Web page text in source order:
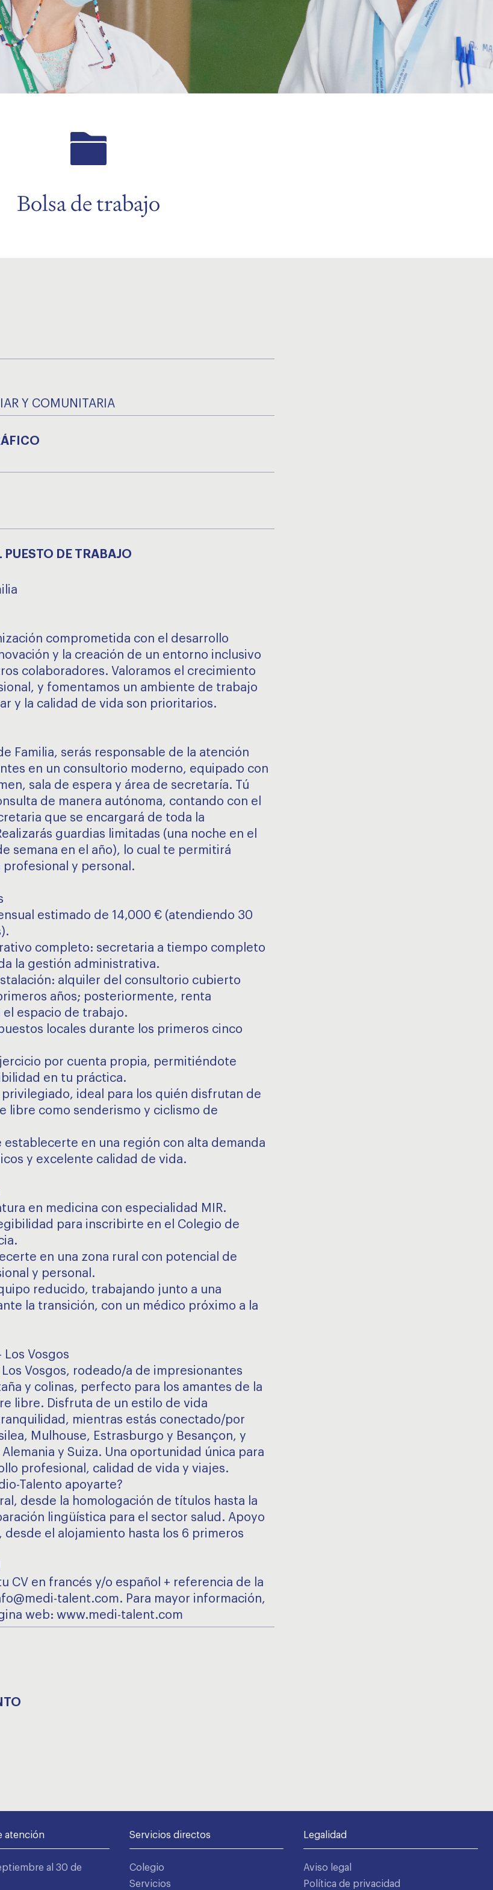
Bolsa de trabajo
Y COMUNITARIA
PUESTO DE TRABAJO
comprometida con el desarrollo
y la creación de un entorno inclusivo
colaboradores. Valoramos el crecimiento
y fomentamos un ambiente de trabajo
y la calidad de vida son prioritarios.
Familia, serás responsable de la atención
en un consultorio moderno, equipado con
sala de espera y área de secretaría. Tú
de manera autónoma, contando con el
que se encargará de toda la
guardias limitadas (una noche en el
semana en el año), lo cual te permitirá
y personal.
estimado de 14,000 € (atendiendo 30
completo: secretaria a tiempo completo
la gestión administrativa.
alquiler del consultorio cubierto
años; posteriormente, renta
espacio de trabajo.
locales durante los primeros cinco
por cuenta propia, permitiéndote
en tu práctica.
ideal para los quién disfrutan de
libre como senderismo y ciclismo de
establecerte en una región con alta demanda
y excelente calidad de vida.
en medicina con especialidad MIR.
para inscribirte en el Colegio de
en una zona rural con potencial de
y personal.
reducido, trabajando junto a una
la transición, con un médico próximo a la
Los Vosgos
Vosgos, rodeado/a de impresionantes
y colinas, perfecto para los amantes de la
libre. Disfruta de un estilo de vida
mientras estás conectado/por
Mulhouse, Estrasburgo y Besançon, y
y Suiza. Una oportunidad única para
profesional, calidad de vida y viajes.
Talento apoyarte?
desde la homologación de títulos hasta la
lingüística para el sector salud. Apoyo
desde el alojamiento hasta los 6 primeros
CV en francés y/o español + referencia de la
talent.com. Para mayor información,
web: www.medi-talent.com
atención
al 30 de
Servicios directos
Colegio
Servicios
Legalidad
Aviso legal
Política de privacidad